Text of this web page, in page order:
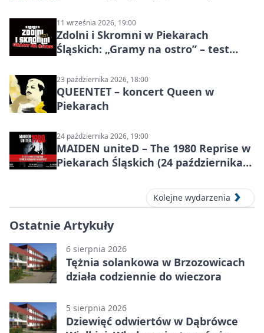
11 września 2026, 19:00
Zdolni i Skromni w Piekarach
Śląskich: „Gramy na ostro” – test
23 października 2026, 18:00
QUEENTET – koncert Queen w
Piekarach
24 października 2026, 19:00
MAIDEN uniteD – The 1980 Reprise w
Piekarach Śląskich (24 października
Kolejne wydarzenia
Ostatnie Artykuły
6 sierpnia 2026
Tężnia solankowa w Brzozowicach
działa codziennie do wieczora
5 sierpnia 2026
Dziewięć odwiertów w Dąbrówce